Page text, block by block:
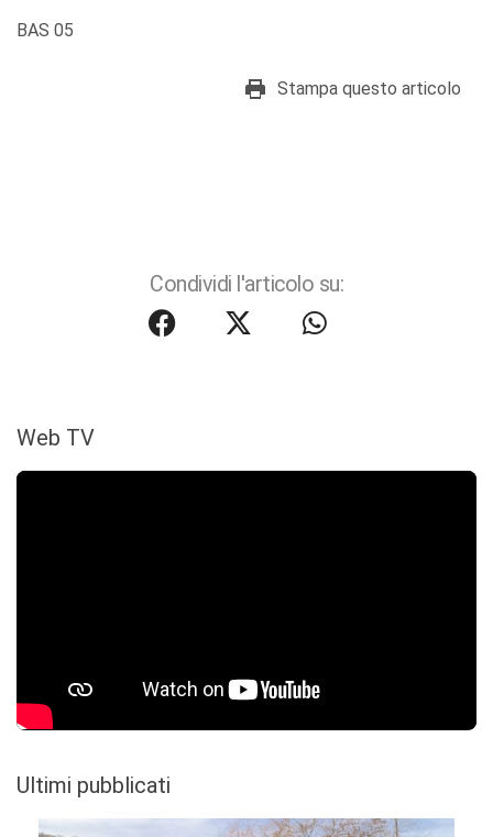
BAS 05
Stampa questo articolo
Condividi l'articolo su:
Web TV
Ultimi pubblicati